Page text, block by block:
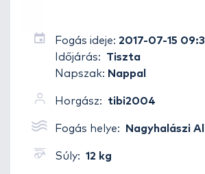
Fogás ideje: 2017-07-15
Időjárás:
Tiszta
Napszak: Nappal
Horgász: tibi2004
Fogás helye: Nagyhalászi
Súly: 12 kg